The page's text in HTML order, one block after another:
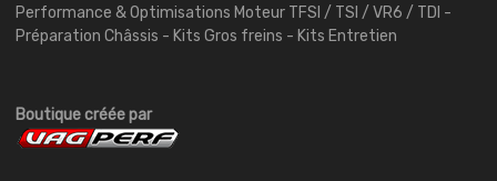
Performance & Optimisations Moteur TFSI / TSI / VR6 / TDI -
Préparation Châssis - Kits Gros freins - Kits Entretien
Boutique créée par